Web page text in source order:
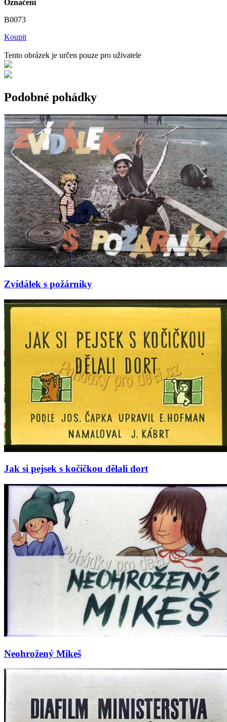
Označení
B0073
Koupit
Tento obrázek je určen pouze pro uživatele
Podobné pohádky
Zvídálek s požárníky
Jak si pejsek s kočičkou dělali dort
Neohrožený Mikeš